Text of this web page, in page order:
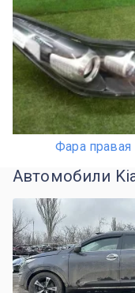
Фара правая
Автомобили